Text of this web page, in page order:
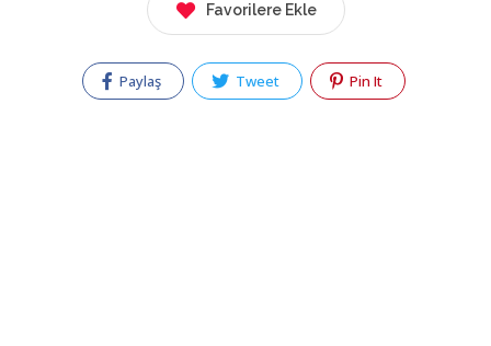
Favorilere Ekle
Paylaş Tweet Pin It